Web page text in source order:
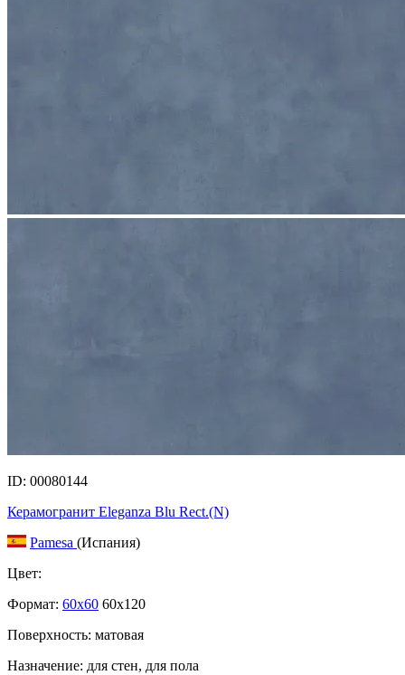
ID: 00080144
Керамогранит Eleganza Blu Rect.(N)
Pamesa (Испания)
Цвет:
Формат: 60x60 60x120
Поверхность: матовая
Назначение: для стен, для пола